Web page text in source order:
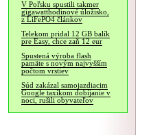
V Poľsku spustili takmer
gigawatthodinové úložisko,
z LiFePO4 článkov
Telekom pridal 12 GB balík
pre Easy, chce zaň 12 eur
Spustená výroba flash
pamäte s novým najvyšším
počtom vrstiev
Súd zakázal samojazdiacim
Google taxíkom dobíjanie v
noci, rušili obyvateľov